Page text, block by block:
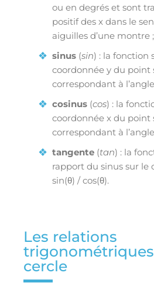
ou en degrés et sont
positif des x dans le
aiguilles d’une montre ;
sinus (sin) : la fonction
coordonnée y du point
correspondant à
cosinus (cos) : la
coordonnée x du point
correspondant à
tangente (tan) : la
rapport du sinus sur le
sin(θ) / cos(θ).
Les relations
cercle